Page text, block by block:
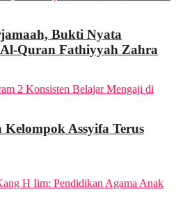
Bukti Nyata
Quran Fathiyyah Zahra
Assyifa Terus